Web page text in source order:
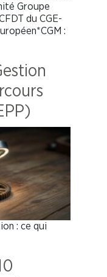
Groupe
du CGE-
:
: ce qui